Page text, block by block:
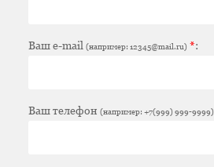
Ваш e-mail (например: 12345@mail.ru) *:
Ваш телефон (например: +7(999) 999-9999)